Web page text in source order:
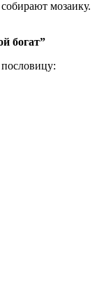
мозаику.
богат”